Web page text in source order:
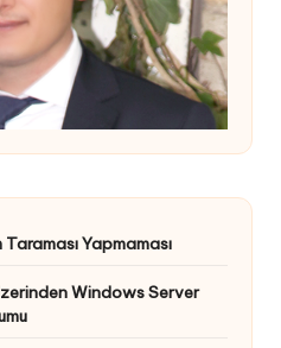
Yapmaması
Windows Server